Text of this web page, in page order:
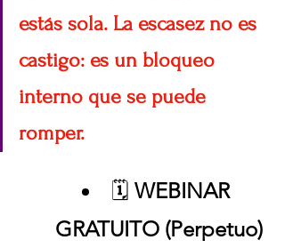
estás sola. La escasez no es
castigo: es un bloqueo
interno que se puede
romper.
🗓 WEBINAR
GRATUITO (Perpetuo)